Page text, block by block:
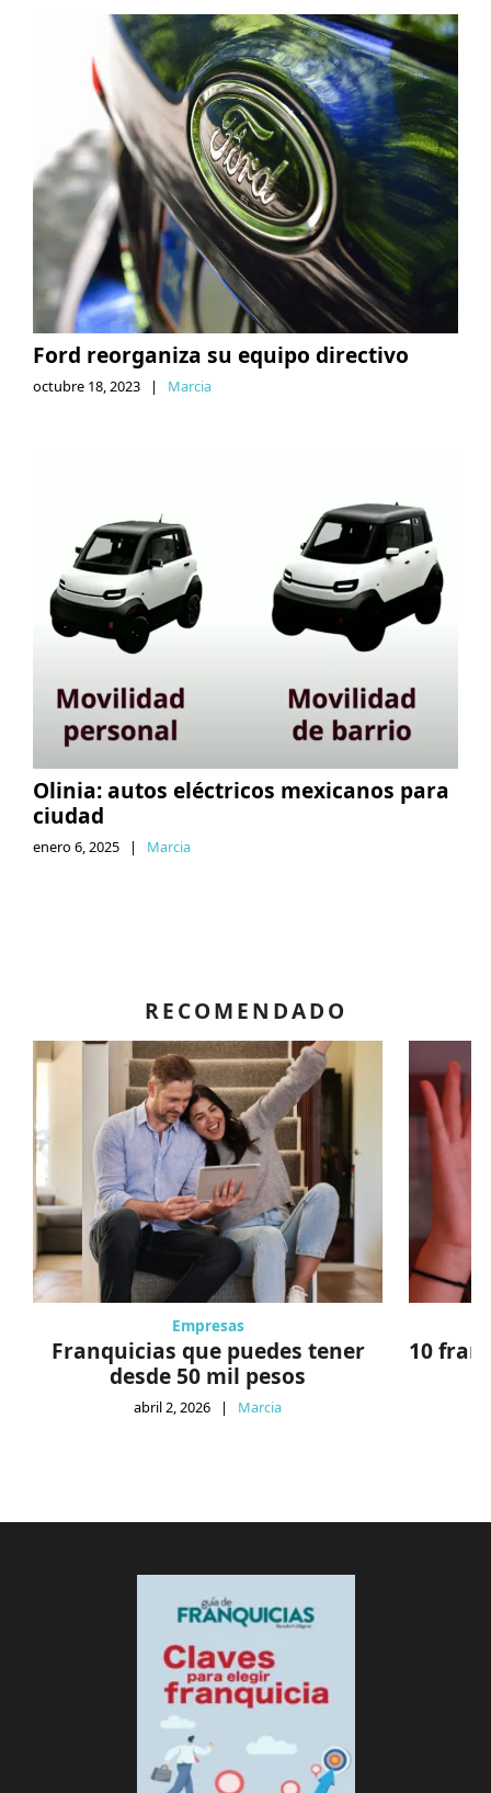
Ford reorganiza su equipo directivo
octubre 18, 2023 | Marcia
Olinia: autos eléctricos mexicanos para
ciudad
enero 6, 2025 | Marcia
RECOMENDADO
Empresas
Franquicias que puedes tener
desde 50 mil pesos
abril 2, 2026 | Marcia
10